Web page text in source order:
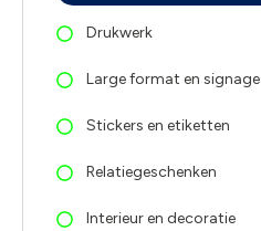
Drukwerk
Large format en signage
Stickers en etiketten
Relatiegeschenken
Interieur en decoratie